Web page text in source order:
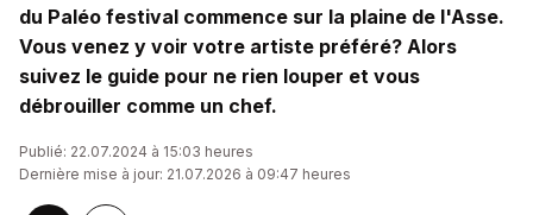
du Paléo festival commence sur la plaine de l'Asse.
Vous venez y voir votre artiste préféré? Alors
suivez le guide pour ne rien louper et vous
débrouiller comme un chef.
Publié: 22.07.2024 à 15:03 heures
Dernière mise à jour: 21.07.2026 à 09:47 heures